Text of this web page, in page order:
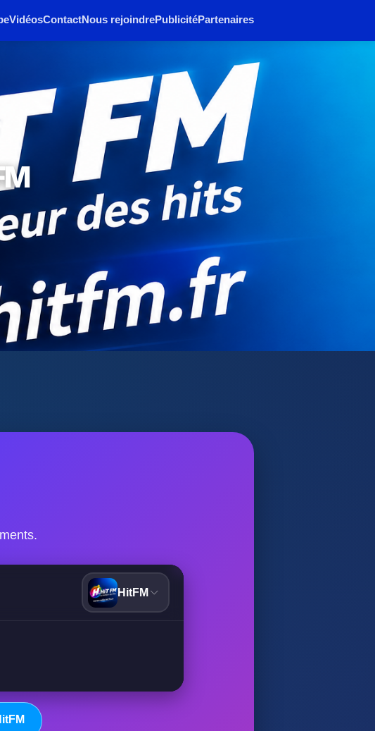
VidéosContactNous rejoindrePublicitéPartenaires